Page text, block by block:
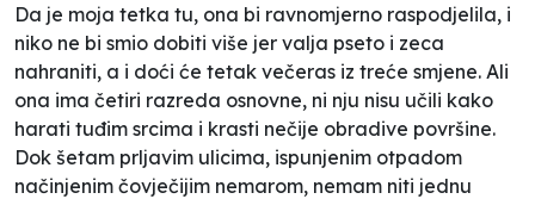
Da je moja tetka tu, ona bi ravnomjerno raspodjelila, i
niko ne bi smio dobiti više jer valja pseto i zeca
nahraniti, a i doći će tetak večeras iz treće smjene. Ali
ona ima četiri razreda osnovne, ni nju nisu učili kako
harati tuđim srcima i krasti nečije obradive površine.
Dok šetam prljavim ulicima, ispunjenim otpadom
načinjenim čovječijim nemarom, nemam niti jednu